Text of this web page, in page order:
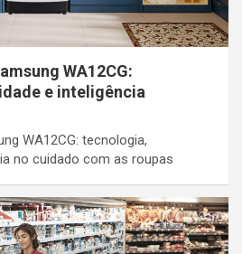
WA12CG:
e inteligência
WA12CG: tecnologia,
no cuidado com as roupas